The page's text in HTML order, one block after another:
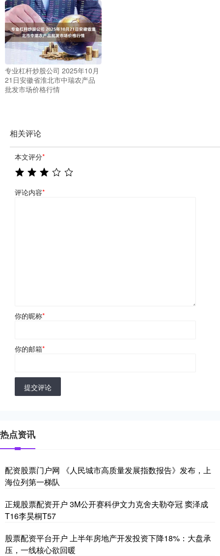
专业杠杆炒股公司 2025年10月
21日安徽省淮北市中瑞农产品
批发市场价格行情
相关评论
本文评分*
评论内容*
你的昵称*
你的邮箱*
提交评论
热点资讯
配资股票门户网 《人民城市高质量发展指数报告》发布，上
海位列第一梯队
正规股票配资开户 3M公开赛科伊文力克舍夫勒夺冠 窦泽成
T16李昊桐T57
股票配资平台开户 上半年房地产开发投资下降18%：大盘承
压，一线核心欲回暖